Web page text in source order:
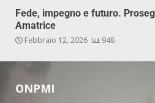
Fede, impegno e futuro.
Amatrice
Febbraio 12, 2026 948
ONPMI